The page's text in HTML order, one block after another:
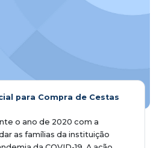
para Compra de Cestas
o ano de 2020 com a
as famílias da instituição